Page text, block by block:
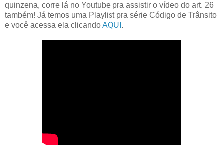
quinzena, corre lá no Youtube pra assistir o vídeo do art. 26
também! Já temos uma Playlist pra série Código de Trânsito
e você acessa ela clicandoAQUI .